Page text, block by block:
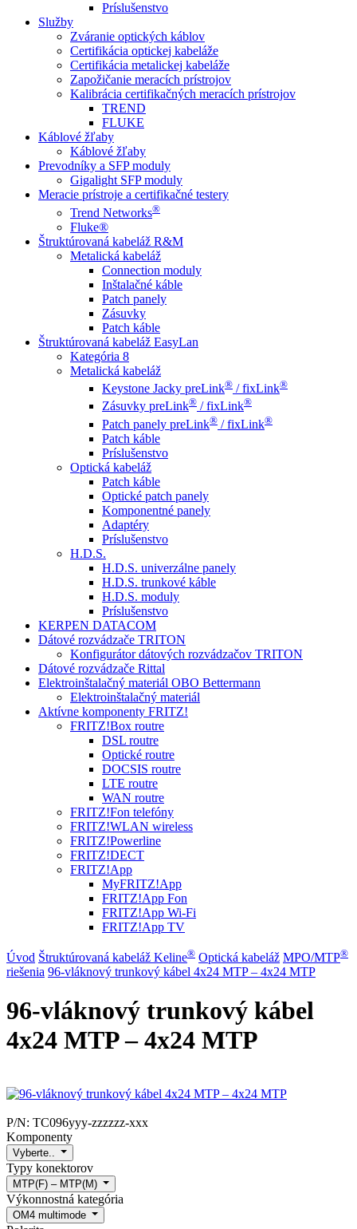
Príslušenstvo
Služby
Zváranie optických káblov
Certifikácia optickej kabeláže
Certifikácia metalickej kabeláže
Zapožičanie meracích prístrojov
Kalibrácia certifikačných meracích prístrojov
TREND
FLUKE
Káblové žľaby
Káblové žľaby
Prevodníky a SFP moduly
Gigalight SFP moduly
Meracie prístroje a certifikačné testery
Trend Networks®
Fluke®
Štruktúrovaná kabeláž R&M
Metalická kabeláž
Connection moduly
Inštalačné káble
Patch panely
Zásuvky
Patch káble
Štruktúrovaná kabeláž EasyLan
Kategória 8
Metalická kabeláž
Keystone Jacky preLink® / fixLink®
Zásuvky preLink® / fixLink®
Patch panely preLink® / fixLink®
Patch káble
Príslušenstvo
Optická kabeláž
Patch káble
Optické patch panely
Komponentné panely
Adaptéry
Príslušenstvo
H.D.S.
H.D.S. univerzálne panely
H.D.S. trunkové káble
H.D.S. moduly
Príslušenstvo
KERPEN DATACOM
Dátové rozvádzače TRITON
Konfigurátor dátových rozvádzačov TRITON
Dátové rozvádzače Rittal
Elektroinštalačný materiál OBO Bettermann
Elektroinštalačný materiál
Aktívne komponenty FRITZ!
FRITZ!Box routre
DSL routre
Optické routre
DOCSIS routre
LTE routre
WAN routre
FRITZ!Fon telefóny
FRITZ!WLAN wireless
FRITZ!Powerline
FRITZ!DECT
FRITZ!App
MyFRITZ!App
FRITZ!App Fon
FRITZ!App Wi-Fi
FRITZ!App TV
Úvod Štruktúrovaná kabeláž Keline® Optická kabeláž MPO/MTP®
riešenia 96-vláknový trunkový kábel 4x24 MTP – 4x24 MTP
96-vláknový trunkový kábel
4x24 MTP – 4x24 MTP
P/N: TC096yyy-zzzzzz-xxx
Komponenty
Vyberte..
Typy konektorov
MTP(F) – MTP(M)
Výkonnostná kategória
OM4 multimode